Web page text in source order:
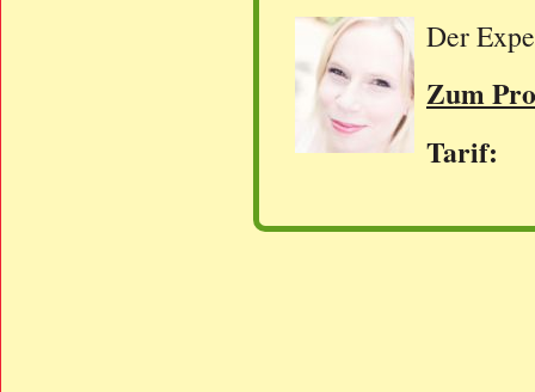
Der
Zum
Tarif: